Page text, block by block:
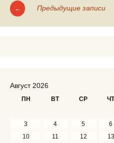
Навигация
← Предыдущие записи
Август 2026
ПН ВТ СР ЧТ
3
4 5 6
10
11 12 13